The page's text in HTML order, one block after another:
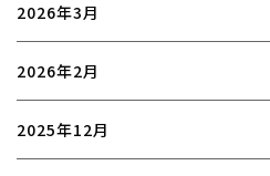
2026年3月
2026年2月
2025年12月